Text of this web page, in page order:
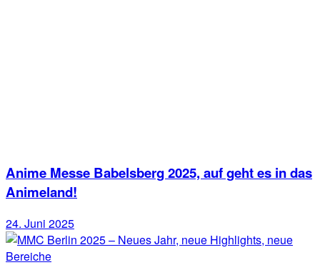
Anime Messe Babelsberg 2025, auf geht es in das
Animeland!
24. Juni 2025